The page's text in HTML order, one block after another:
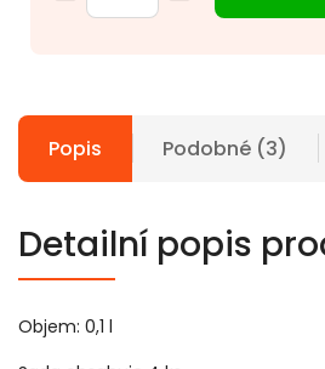
Popis Podobné (3)
Detailní popis
Objem: 0,1 l